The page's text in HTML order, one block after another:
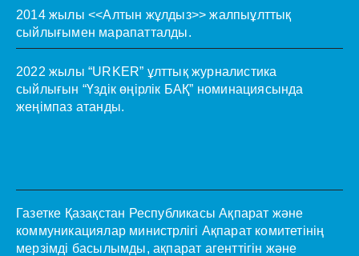
2014 жылы <<Алтын жұлдыз>> жалпыұлттық
сыйлығымен марапатталды.
2022 жылы “URKER” ұлттық журналистика
сыйлығын “Үздік өңірлік БАҚ” номинациясында
жеңімпаз атанды.
Газетке Қазақстан Республикасы Ақпарат және
коммуникациялар министрлігі Ақпарат комитетінің
мерзімді басылымды, ақпарат агенттігін және